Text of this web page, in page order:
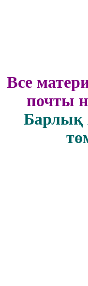
Все
почты
Барлық